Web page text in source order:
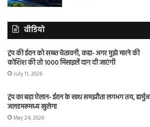
वीडियो
ट्रंप की ईरान को सख्त चेतावनी, कहा- अगर मुझे मारने की
कोशिश की तो 1000 मिसाइलें दाग दी जाएंगी
July 11, 2026
ट्रंप का बड़ा ऐलान- ईरान के साथ समझौता लगभग तय, हार्मुज
जलडमरूमध्य खुलेगा
May 24, 2026